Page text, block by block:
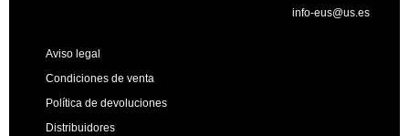
info-eus@us.es
Aviso legal
Condiciones de venta
Política de devoluciones
Distribuidores